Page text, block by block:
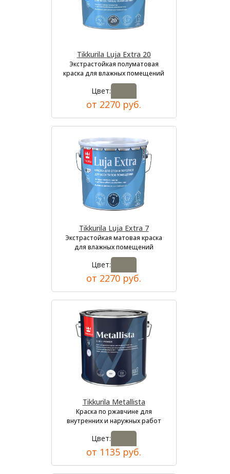
Tikkurila Luja Extra 20
Экстрастойкая полуматовая
краска для влажных помещений
Цвет:
от 2270 руб.
Tikkurila Luja Extra 7
Экстрастойкая матовая краска
для влажных помещений
Цвет:
от 2270 руб.
Tikkurila Metallista
Краска по ржавчине для
внутренних и наружных работ
Цвет:
от 1135 руб.